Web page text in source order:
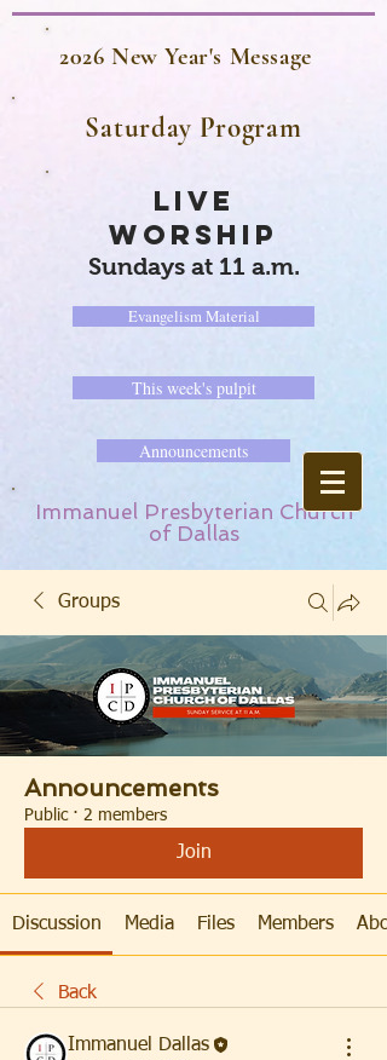
2026 New Year's Message
Saturday Program
LIVE
WORSHIP
Sundays at 11 a.m.
Evangelism Material
This week's pulpit
Announcements
Immanuel Presbyterian Church
of Dallas
Groups
Announcements
Public · 2 members
Join
Discussion Media Files Members
Back
Immanuel Dallas